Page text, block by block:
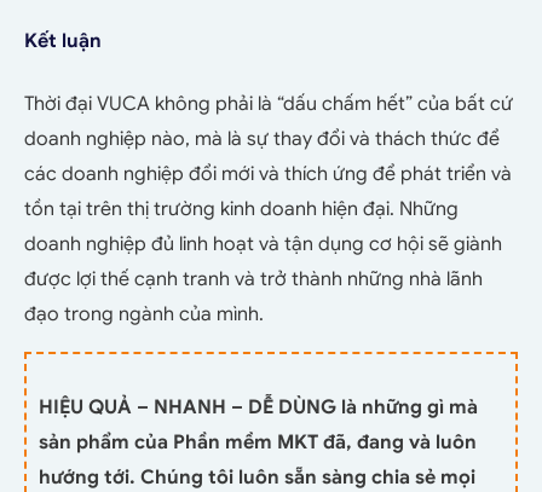
Kết luận
Thời đại VUCA không phải là “dấu chấm hết” của bất cứ
doanh nghiệp nào, mà là sự thay đổi và thách thức để
các doanh nghiệp đổi mới và thích ứng để phát triển và
tồn tại trên thị trường kinh doanh hiện đại. Những
doanh nghiệp đủ linh hoạt và tận dụng cơ hội sẽ giành
được lợi thế cạnh tranh và trở thành những nhà lãnh
đạo trong ngành của mình.
HIỆU QUẢ – NHANH – DỄ DÙNG là những gì mà
sản phẩm của Phần mềm MKT đã, đang và luôn
hướng tới. Chúng tôi luôn sẵn sàng chia sẻ mọi